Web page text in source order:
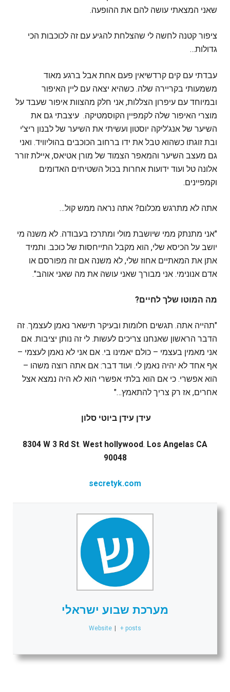
שאני המצאתי עושה להם את ההופעה.
ציפור קטנה לחשה לי שהצלחת להגיע עם זה לכוכבות הכי
גדולות…
עבדתי עם קים קרדשיאין פעם אחת אבל ברגע מאוד
משמעותי בקריירה שלה. כשהיא יצאה עם ליין האיפור
ובמיוחד עם עיפרון הצללות, אני חלק מהצוות איפור שעבד על
מוצרי האיפור שלה לקמפיין הקוסמטיקה. עיצבתי גם את
השיער של אנג'ליקה יוסטון ועשיתי את השיער של לבנון ריצ'י
ובת זוגתו כשהוא טבל את ידו ברחוב הכוכבים בהוליוויד. ואני
גם מעצב השיער והמאפר הצמוד של מורן אטיאס, איילת זורר
אלונה טל ועוד ידועות אחרות בכול השטיחים האדומים
וקמפיינים.
אתה לא מתרגש מכלום? אתה נראה ממש קול…
"אני מתנתק ממי שיושבת מולי ומתרכז בעבודה. לא משנה מי
יושב על הכיסא שלי, הוא מקבל התייחסות של כוכב. ותמיד
אתן את המאתיים אחוז שלי, לא משנה אם זה מפורסם או
אדם אנונימי. אני מבורך שאני עושה את מה שאני אוהב".
מה המוטו שלך לחיים?
"תהייה אתה. תגשים חלומות ובעיקר תישאר נאמן לעצמך. זה
הדבר הראשון שאנחנו צריכים לעשות. לי זה נותן יציבות. אם
אני מאמין בעצמי – כולם יאמינו בי. אם אני לא נאמן לעצמי –
אף אחד לא יהיה נאמן לי. ועוד דבר: אם אתה רוצה משהו –
הוא אפשרי. כי אם הוא בלתי אפשרי הוא לא היה נמצא אצל
אחרים, אז רק צריך להתאמץ…"
עידן עידן ביוטי סלון
8304 W 3 Rd St. West hollywood. Los Angelas CA
90048
secretyk.com
מערכת שבוע ישראלי
Website | + posts